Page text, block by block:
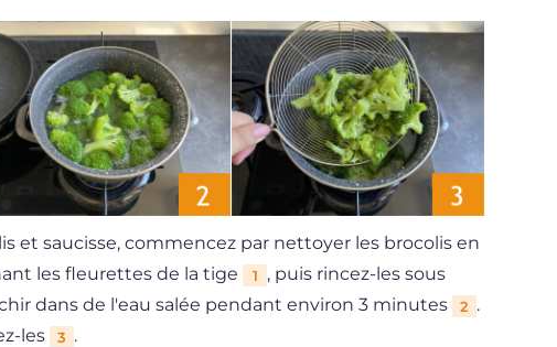
et saucisse, commencez par nettoyer les brocolis en
les fleurettes de la tige
1
, puis rincez-les sous
dans de l'eau salée pendant environ 3 minutes
2 .
les
3 .